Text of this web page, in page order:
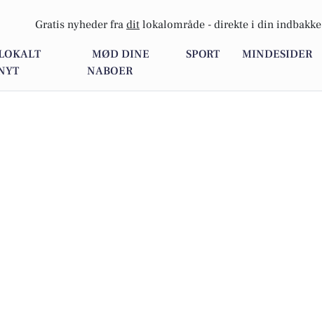
Gratis nyheder fra dit lokalområde - direkte i din indbakke
MØD DINE
NABOER
SPORT MINDESIDER